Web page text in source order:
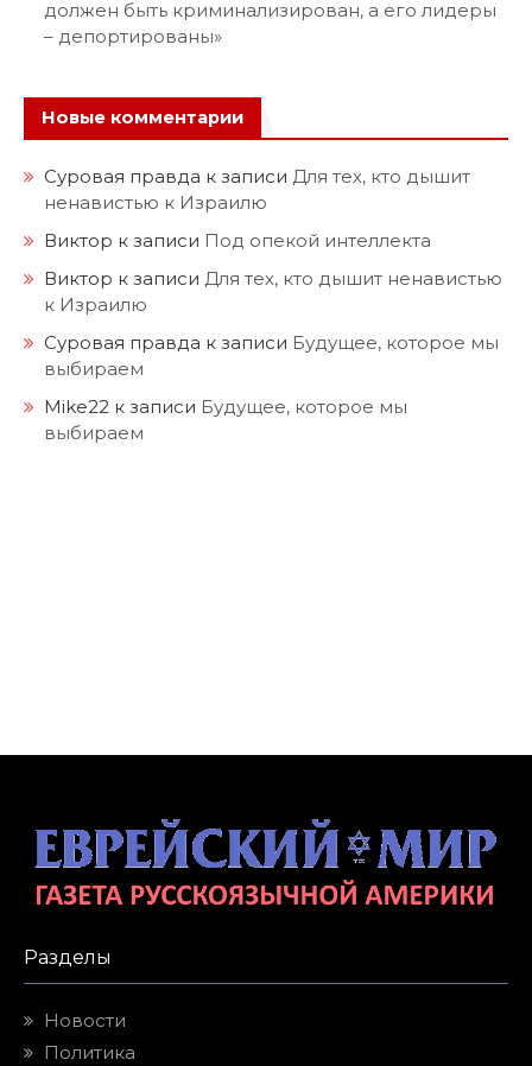
должен быть криминализирован, а его лидеры
– депортированы»
Новые комментарии
Суровая правда к записи Для тех, кто дышит
ненавистью к Израилю
Виктор к записи Под опекой интеллекта
Виктор к записи Для тех, кто дышит ненавистью
к Израилю
Суровая правда к записи Будущее, которое мы
выбираем
Mike22 к записи Будущее, которое мы
выбираем
Разделы
Новости
Политика